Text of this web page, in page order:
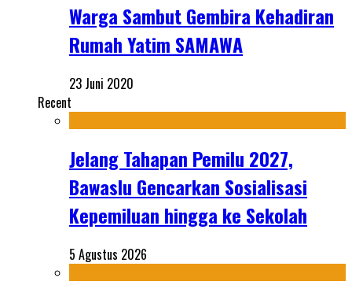
Warga Sambut Gembira Kehadiran
Rumah Yatim SAMAWA
23 Juni 2020
Recent
Jelang Tahapan Pemilu 2027,
Bawaslu Gencarkan Sosialisasi
Kepemiluan hingga ke Sekolah
5 Agustus 2026